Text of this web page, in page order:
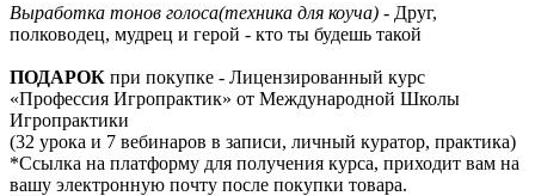
Выработка тонов голоса(техника для коуча) - Друг,
полководец, мудрец и герой - кто ты будешь такой
ПОДАРОК при покупке - Лицензированный курс
«Профессия Игропрактик» от Международной Школы
Игропрактики
(32 урока и 7 вебинаров в записи, личный куратор, практика)
*Ссылка на платформу для получения курса, приходит вам на
вашу электронную почту после покупки товара.